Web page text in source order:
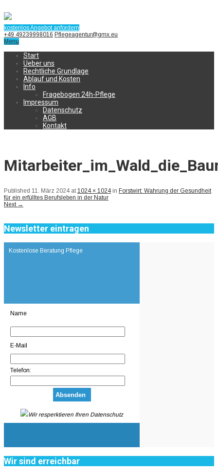
kostenlos Angebot anfordern
+49 49239998016 Pflegeagentur@gmx.eu
Menu
Start
Ueber uns
Rechtliche Grundlage
Ablauf und Kosten
Info
Fragebogen 24h-Pflege
Impressum
Datenschutz
AGB
Kontakt
Published 11. März 2024 at1024 × 1024in Forstwirt: Wahrung der Gesundheit
für ein erfülltes Berufsleben in der Natur
Next →
Newsletter eintragen
Kostenlose Beratung Pflege
Name
E-Mail
Telefon:
Wir resperktieren Ihren Datenschutz
Wir sind erreichbar